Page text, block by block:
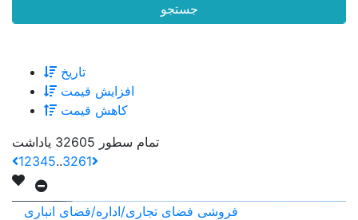
جستجو
تاریخ
افزایش قیمت
کاهش قیمت
تمام سطور 32605 یاداشت
12345..3261
فروشی فضای تجاری/اداره/فضای انباری